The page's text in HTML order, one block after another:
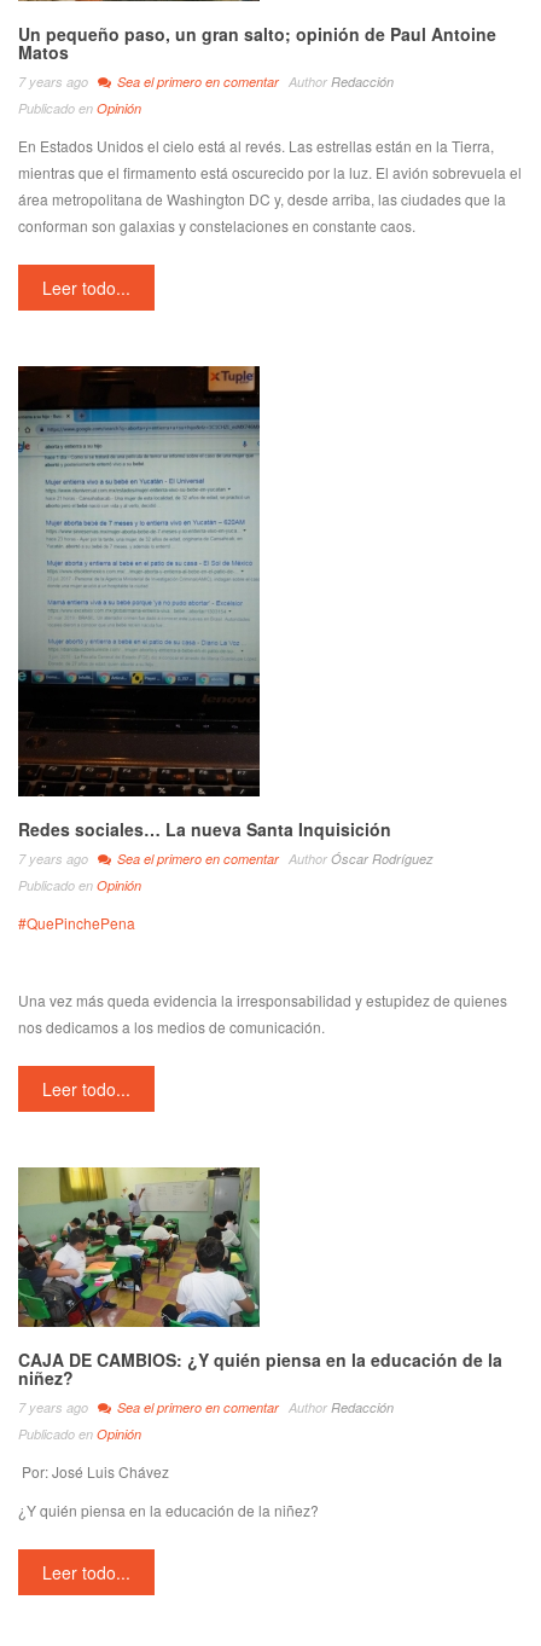
Un pequeño paso, un gran salto; opinión de Paul Antoine
Matos
7 years ago Sea el primero en comentar Author Redacción
Publicado en Opinión
En Estados Unidos el cielo está al revés. Las estrellas están en la Tierra,
mientras que el firmamento está oscurecido por la luz. El avión sobrevuela el
área metropolitana de Washington DC y, desde arriba, las ciudades que la
conforman son galaxias y constelaciones en constante caos.
Leer todo...
Redes sociales… La nueva Santa Inquisición
7 years ago Sea el primero en comentar Author Óscar Rodríguez
Publicado en Opinión
#QuePinchePena
Una vez más queda evidencia la irresponsabilidad y estupidez de quienes
nos dedicamos a los medios de comunicación.
Leer todo...
CAJA DE CAMBIOS: ¿Y quién piensa en la educación de la
niñez?
7 years ago Sea el primero en comentar Author Redacción
Publicado en Opinión
Por: José Luis Chávez
¿Y quién piensa en la educación de la niñez?
Leer todo...